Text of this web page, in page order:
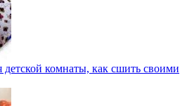
комнаты, как сшить своими